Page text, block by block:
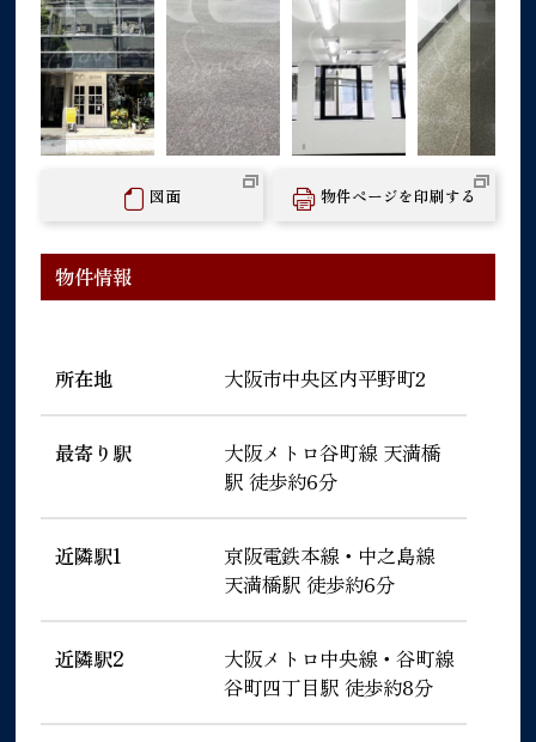
図面 物件ページを印刷する
物件情報
所在地 大阪市中央区内平野町2
最寄り駅
大阪メトロ谷町線 天満橋
駅 徒歩約6分
近隣駅1
京阪電鉄本線・中之島線
天満橋駅 徒歩約6分
近隣駅2
大阪メトロ中央線・谷町線
谷町四丁目駅 徒歩約8分